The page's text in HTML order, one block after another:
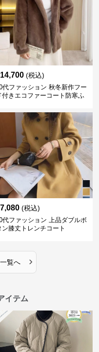
14,700 (税込)
代ファッション 秋冬新作フー
付きエコファーコート防寒ふ
7,080 (税込)
代ファッション 上品ダブルボ
ン膝丈トレンチコート
覧へ ›
イテム